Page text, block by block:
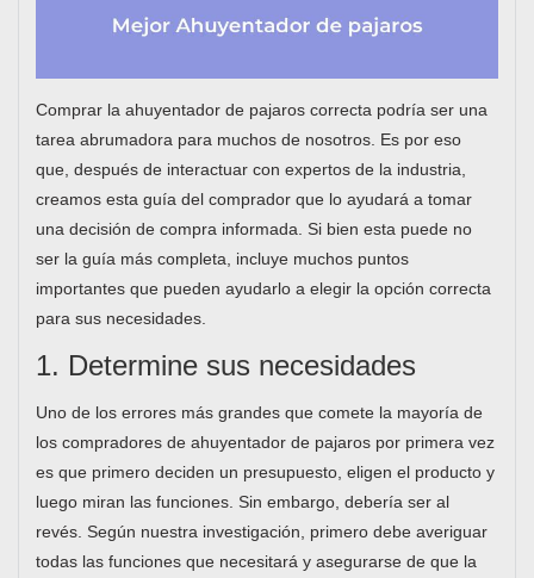
Comprar la ahuyentador de pajaros correcta podría ser una
tarea abrumadora para muchos de nosotros. Es por eso
que, después de interactuar con expertos de la industria,
creamos esta guía del comprador que lo ayudará a tomar
una decisión de compra informada. Si bien esta puede no
ser la guía más completa, incluye muchos puntos
importantes que pueden ayudarlo a elegir la opción correcta
para sus necesidades.
1. Determine sus necesidades
Uno de los errores más grandes que comete la mayoría de
los compradores de ahuyentador de pajaros por primera vez
es que primero deciden un presupuesto, eligen el producto y
luego miran las funciones. Sin embargo, debería ser al
revés. Según nuestra investigación, primero debe averiguar
todas las funciones que necesitará y asegurarse de que la